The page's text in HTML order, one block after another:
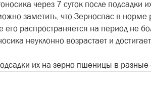
через 7 суток после
заметить, что Зерноспас в
его распространяется на период не
неуклонно возрастает и
их на зерно пшеницы в